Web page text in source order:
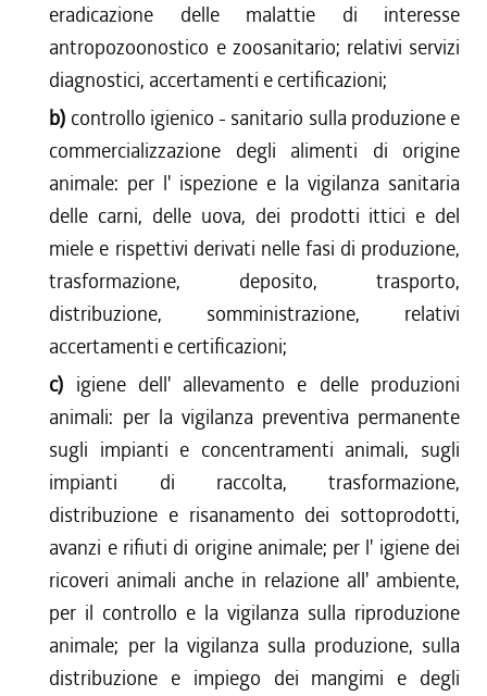
eradicazione delle malattie di interesse
antropozoonostico e zoosanitario; relativi servizi
diagnostici, accertamenti e certificazioni;
b) controllo igienico - sanitario sulla produzione e
commercializzazione degli alimenti di origine
animale: per l' ispezione e la vigilanza sanitaria
delle carni, delle uova, dei prodotti ittici e del
miele e rispettivi derivati nelle fasi di produzione,
trasformazione, deposito, trasporto,
distribuzione, somministrazione, relativi
accertamenti e certificazioni;
c) igiene dell' allevamento e delle produzioni
animali: per la vigilanza preventiva permanente
sugli impianti e concentramenti animali, sugli
impianti di raccolta, trasformazione,
distribuzione e risanamento dei sottoprodotti,
avanzi e rifiuti di origine animale; per l' igiene dei
ricoveri animali anche in relazione all' ambiente,
per il controllo e la vigilanza sulla riproduzione
animale; per la vigilanza sulla produzione, sulla
distribuzione e impiego dei mangimi e degli